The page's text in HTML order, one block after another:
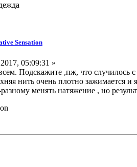
Sensation
05:09:31 »
Подскажите ,пж, что
нить очень плотно зажимается
менять натяжение , но